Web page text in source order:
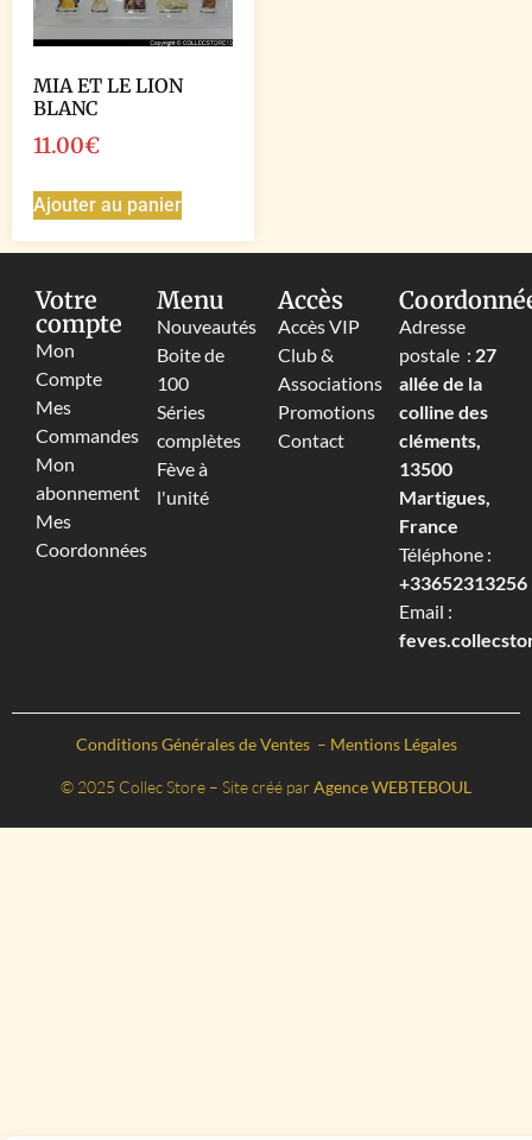
MIA ET LE LION
BLANC
11.00€
Ajouter au panier
Votre
compte
Mon
Compte
Mes
Commandes
Mon
abonnement
Mes
Coordonnées
Menu
Nouveautés
Boite de
100
Séries
complètes
Fève à
l'unité
Accès
Accès VIP
Club &
Associations
Promotions
Contact
Adresse
postale : 27
allée de la
colline des
cléments,
13500
Martigues,
France
Téléphone :
+33652313256‬
Email :
Conditions Générales de Ventes – Mentions Légales
© 2025 Collec Store – Site créé par Agence WEBTEBOUL